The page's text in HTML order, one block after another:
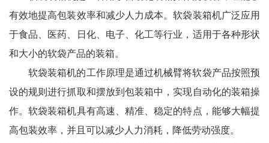
有效地提高包装效率和减少人力成本。软袋装箱机广泛应用
于食品、医药、日化、电子、化工等行业，适用于各种形状
和大小的软袋产品的装箱。
软袋装箱机的工作原理是通过机械臂将软袋产品按照预
设的规则进行抓取和摆放到包装箱中，实现自动化的装箱操
作。软袋装箱机具有高速、精准、稳定的特点，能够大幅提
高包装效率，并且可以减少人力消耗，降低劳动强度。